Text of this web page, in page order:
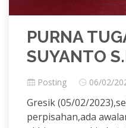
PURNA
SUYANTO
Posting 06/02/
Gresik (05/02/
perpisahan,ada